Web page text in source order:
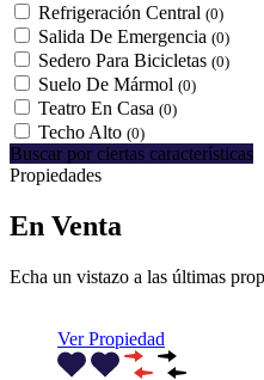
Refrigeración Central (0)
Salida De Emergencia (0)
Sedero Para Bicicletas (0)
Suelo De Mármol (0)
Teatro En Casa (0)
Techo Alto (0)
Buscar por ciertas características
Propiedades
En Venta
Echa un vistazo a las últimas
Ver Propiedad